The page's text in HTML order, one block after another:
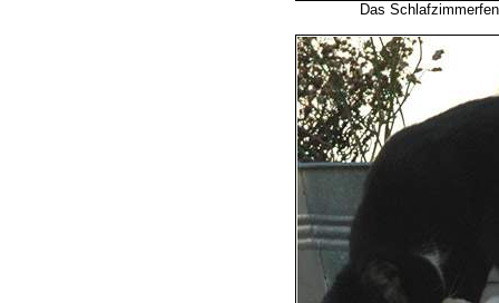
Das